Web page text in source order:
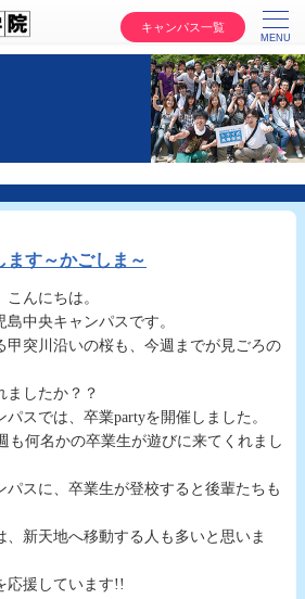
キャンパス一覧
ます～かごしま～
んにちは。
中央キャンパスです。
甲突川沿いの桜も、今週までが見ごろの
ましたか？？
スでは、卒業partyを開催しました。
も何名かの卒業生が遊びに来てくれまし
パスに、卒業生が登校すると後輩たちも
、新天地へ移動する人も多いと思いま
応援しています!!